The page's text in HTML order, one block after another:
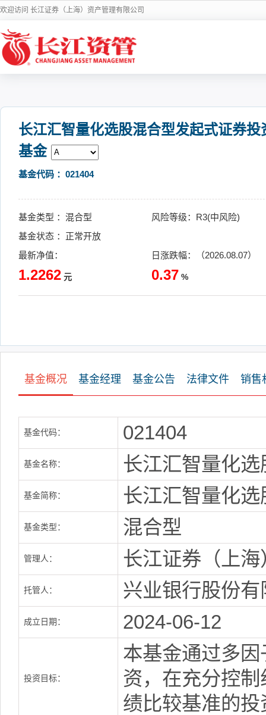
欢迎访问 长江证券（上海）资产管理有限公司
长江汇智量化选股混合型发起式证券投
基金
基金代码 ：021404
基金类型 ：混合型
风险等级：R3(中风险)
基金状态 ：正常开放
最新净值：
1.2262 元
日涨跌幅：（2026.08.07）
0.37 %
基金概况 基金经理 基金公告 法律文件 销售
基金代码： 021404
基金名称： 长江汇智量化
基金简称： 长江汇智量化
基金类型： 混合型
管理人： 长江证券（上
托管人： 兴业银行股份有
成立日期： 2024-06-12
投资目标：
本基金通过多
资，在充分控
绩比较基准的